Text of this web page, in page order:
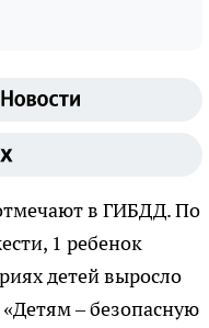
в ГИБДД.По
1 ребенок
детей выросло
– безопасную